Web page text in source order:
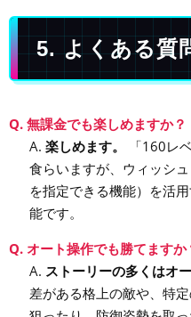
5. よくある質
Q. 無課金でも楽しめますか？
A. 楽しめます。
「160レ
食らいますが、ウィッシ
を指定できる機能）を活
能です。
Q. オート操作でも勝てますか
A. ストーリーの多くはオ
差がある格上の敵や、特